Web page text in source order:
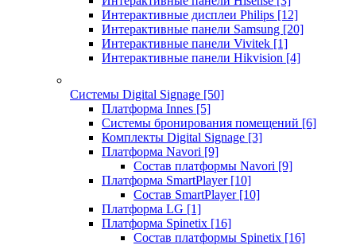
Интерактивные дисплеи Philips [12]
Интерактивные панели Samsung [20]
Интерактивные панели Vivitek [1]
Интерактивные панели Hikvision [4]
Системы Digital Signage [50]
Платформа Innes [5]
Системы бронирования помещений [6]
Комплекты Digital Signage [3]
Платформа Navori [9]
Состав платформы Navori [9]
Платформа SmartPlayer [10]
Состав SmartPlayer [10]
Платформа LG [1]
Платформа Spinetix [16]
Состав платформы Spinetix [16]